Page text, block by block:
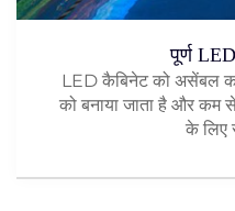
पूर्ण
LED कैबिनेट को असेंबल
को बनाया जाता है और कम
के लिए